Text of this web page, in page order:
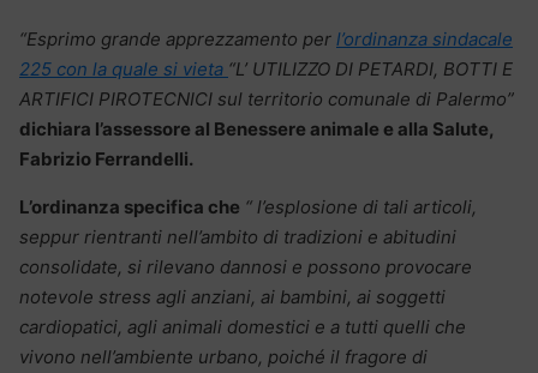
“Esprimo grande apprezzamento per l’ordinanza sindacale
225 con la quale si vieta “L’ UTILIZZO DI PETARDI, BOTTI E
ARTIFICI PIROTECNICI sul territorio comunale di Palermo”
dichiara l’assessore al Benessere animale e alla Salute,
Fabrizio Ferrandelli.
L’ordinanza specifica che “ l’esplosione di tali articoli,
seppur rientranti nell’ambito di tradizioni e abitudini
consolidate, si rilevano dannosi e possono provocare
notevole stress agli anziani, ai bambini, ai soggetti
cardiopatici, agli animali domestici e a tutti quelli che
vivono nell’ambiente urbano, poiché il fragore di